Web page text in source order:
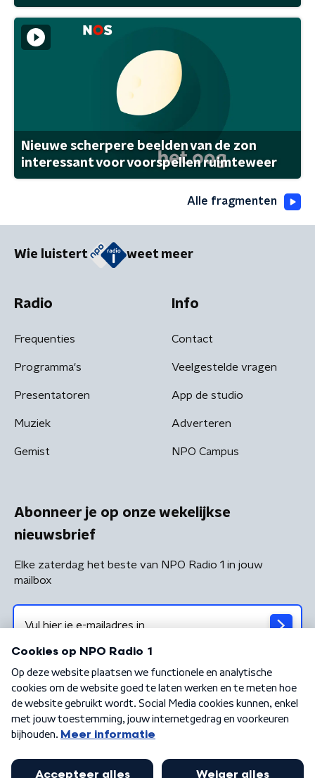
Nieuwe scherpere beelden van de zon
interessant voor voorspellen ruimteweer
Alle fragmenten
Wie luistert weet meer
Radio
Frequenties
Programma's
Presentatoren
Muziek
Gemist
Info
Contact
Veelgestelde vragen
App de studio
Adverteren
NPO Campus
Abonneer je op onze wekelijkse
nieuwsbrief
Elke zaterdag het beste van NPO Radio 1 in jouw
mailbox
Algemene voorwaarden